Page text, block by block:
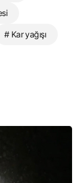
# Kar yağışı